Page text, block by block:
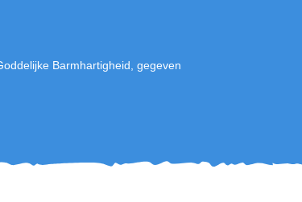
Barmhartigheid, gegeven